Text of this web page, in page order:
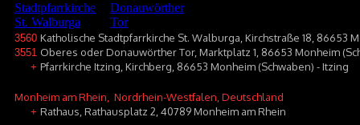
3560 Katholische Stadtpfarrkirche St. Walburga, Kirchstraße 18, 86653
3551 Oberes oder Donauwörther Tor, Marktplatz 1, 86653 Monheim
+ Pfarrkirche Itzing, Kirchberg, 86653 Monheim (Schwaben) - Itzing
Monheim am Rhein , Nordrhein-Westfalen, Deutschland
+ Rathaus, Rathausplatz 2, 40789 Monheim am Rhein